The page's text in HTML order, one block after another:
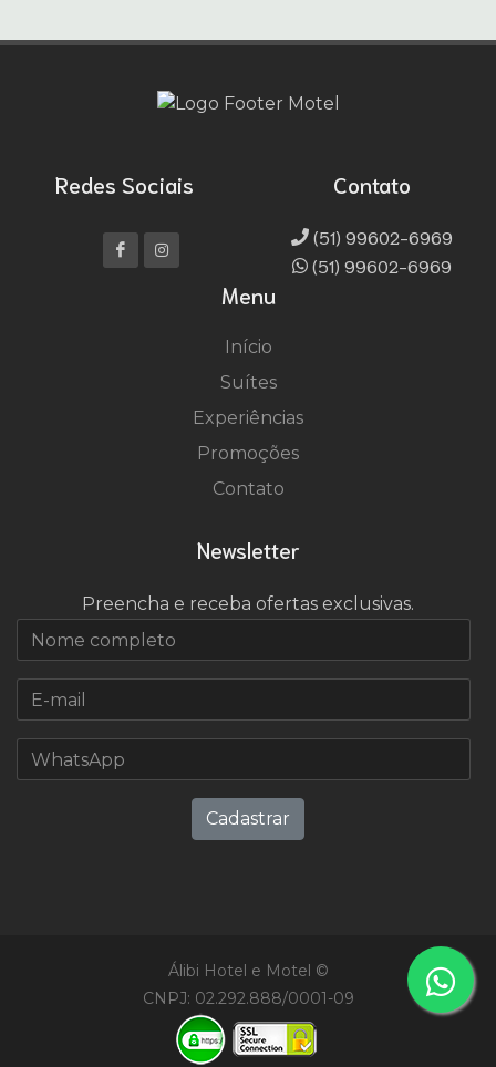
Redes Sociais Contato
(51) 99602-6969
(51) 99602-6969
Menu
Início
Suítes
Experiências
Promoções
Contato
Newsletter
Preencha e receba ofertas exclusivas.
Cadastrar
Álibi Hotel e Motel ©
CNPJ: 02.292.888/0001-09